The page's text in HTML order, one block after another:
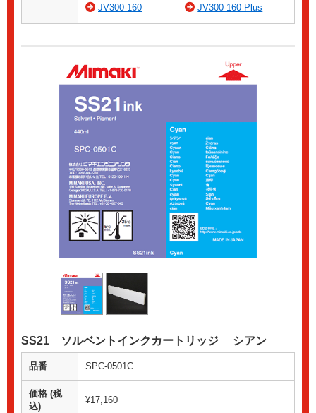
JV300-160
JV300-160 Plus
SS21 ソルベントインクカートリッジ シアン
品番 SPC-0501C
価格 (税
込)
¥17,160